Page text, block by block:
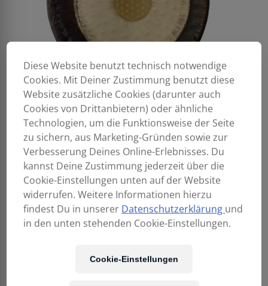
Diese Website benutzt technisch notwendige
Cookies. Mit Deiner Zustimmung benutzt diese
Website zusätzliche Cookies (darunter auch
Cookies von Drittanbietern) oder ähnliche
Technologien, um die Funktionsweise der Seite
zu sichern, aus Marketing-Gründen sowie zur
Verbesserung Deines Online-Erlebnisses. Du
kannst Deine Zustimmung jederzeit über die
Cookie-Einstellungen unten auf der Website
widerrufen. Weitere Informationen hierzu
findest Du in unserer Datenschutzerklärung und
in den unten stehenden Cookie-Einstellungen.
Cookie-Einstellungen